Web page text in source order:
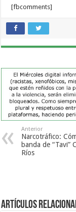
[fbcomments]
Anterior
Narcotráfico:
banda de “Tavi”
Ríos
Artículos